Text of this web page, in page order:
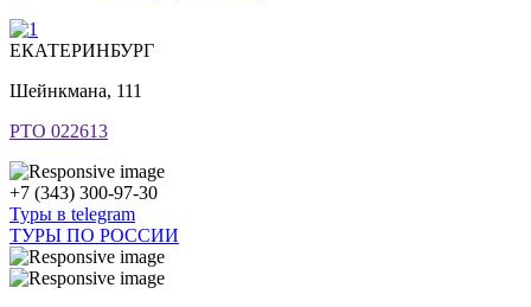
ЕКАТЕРИНБУРГ
Шейнкмана, 111
РТО 022613
+7 (343) 300-97-30
Туры в telegram
ТУРЫ ПО РОССИИ